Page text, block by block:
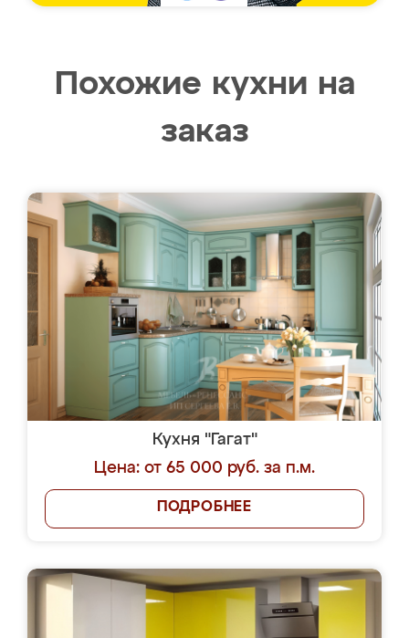
Похожие кухни на
заказ
Кухня "Гагат"
Цена: от 65 000 руб. за п.м.
ПОДРОБНЕЕ